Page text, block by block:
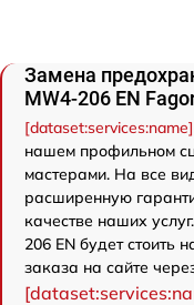
Замена
MW4-206 EN
нашем профильном
мастерами. На все
расширенную
качестве наших
206 EN будет
заказа на сайте